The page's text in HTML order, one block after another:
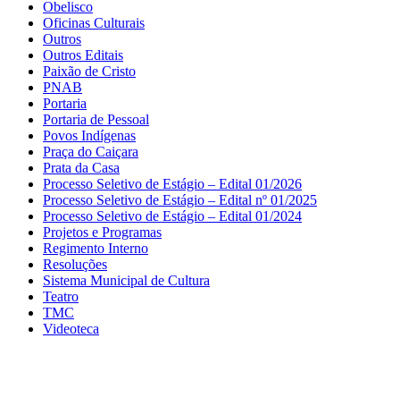
Obelisco
Oficinas Culturais
Outros
Outros Editais
Paixão de Cristo
PNAB
Portaria
Portaria de Pessoal
Povos Indígenas
Praça do Caiçara
Prata da Casa
Processo Seletivo de Estágio – Edital 01/2026
Processo Seletivo de Estágio – Edital nº 01/2025
Processo Seletivo de Estágio – Edital 01/2024
Projetos e Programas
Regimento Interno
Resoluções
Sistema Municipal de Cultura
Teatro
TMC
Videoteca